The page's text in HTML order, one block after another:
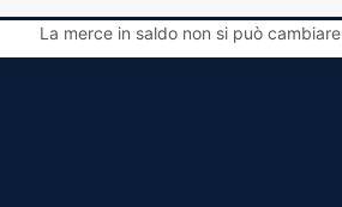
La merce in saldo non si può cambiare